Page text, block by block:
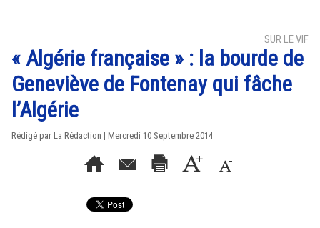
SUR LE VIF
« Algérie française » : la bourde de
Geneviève de Fontenay qui fâche
l’Algérie
Rédigé par La Rédaction | Mercredi 10 Septembre 2014